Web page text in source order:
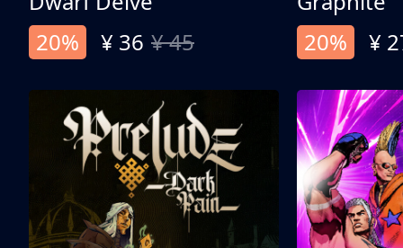
20%
¥ 36 ¥ 45
20%
¥